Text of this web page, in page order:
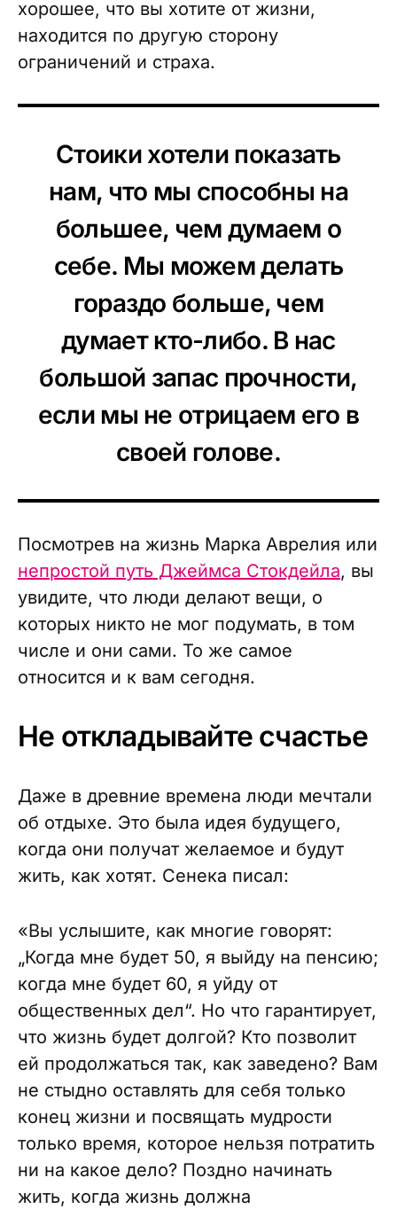
хорошее, что вы хотите от жизни,
находится по другую сторону
ограничений и страха.
Стоики хотели показать
нам, что мы способны на
большее, чем думаем о
себе. Мы можем делать
гораздо больше, чем
думает кто-либо. В нас
большой запас прочности,
если мы не отрицаем его в
своей голове.
Посмотрев на жизнь Марка Аврелия или
непростой путь Джеймса Стокдейла, вы
увидите, что люди делают вещи, о
которых никто не мог подумать, в том
числе и они сами. То же самое
относится и к вам сегодня.
Не откладывайте счастье
Даже в древние времена люди мечтали
об отдыхе. Это была идея будущего,
когда они получат желаемое и будут
жить, как хотят. Сенека писал:
«Вы услышите, как многие говорят:
„Когда мне будет 50, я выйду на пенсию;
когда мне будет 60, я уйду от
общественных дел“. Но что гарантирует,
что жизнь будет долгой? Кто позволит
ей продолжаться так, как заведено? Вам
не стыдно оставлять для себя только
конец жизни и посвящать мудрости
только время, которое нельзя потратить
ни на какое дело? Поздно начинать
жить, когда жизнь должна